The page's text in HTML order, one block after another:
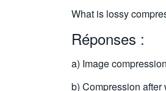
What is lossy
Réponses :
a) Image
b) Compression